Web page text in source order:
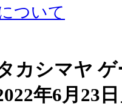
ついて
カシマヤ
年6月23日